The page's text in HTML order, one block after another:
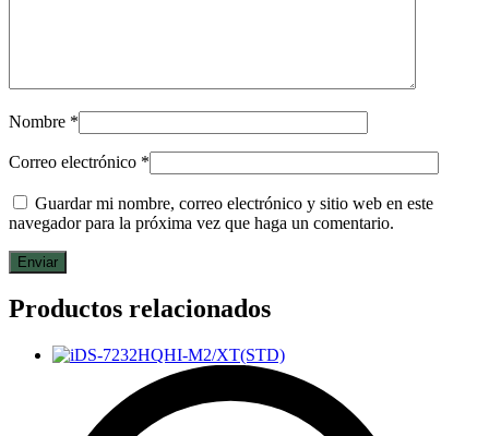
Nombre *
Correo electrónico *
Guardar mi nombre, correo electrónico y sitio web en este
navegador para la próxima vez que haga un comentario.
Productos relacionados